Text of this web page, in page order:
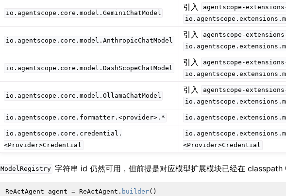
io.agentscope.core.model.GeminiChatModel
引入 agentscope-
io.agentscope.core.model.AnthropicChatModel
引入 agentscope-
io.agentscope.core.model.DashScopeChatModel
引入 agentscope-
io.agentscope.core.model.OllamaChatModel
引入 agentscope-
io.agentscope.core.formatter.<provider>.*
io.agentscope.core.credential.
<Provider>Credential
<Provider>Credential
ModelRegistry 字符串 id 仍然可用，但前提是对应模型扩展模块已经在 classpath
ReActAgent agent = ReActAgent . builder()